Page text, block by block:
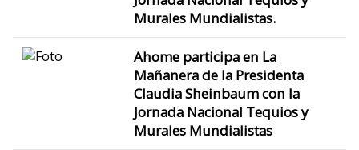
Murales Mundialistas.
Ahome participa en La
Mañanera de la Presidenta
Claudia Sheinbaum con la
Jornada Nacional Tequios y
Murales Mundialistas